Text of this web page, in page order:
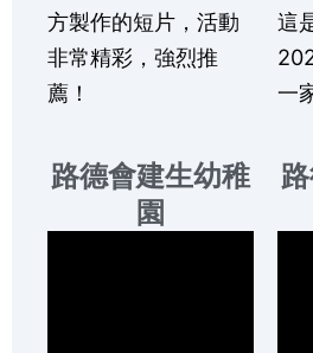
方製作的短片，活動
非常精彩，強烈推
薦！
這
一
路德會建生幼稚
園